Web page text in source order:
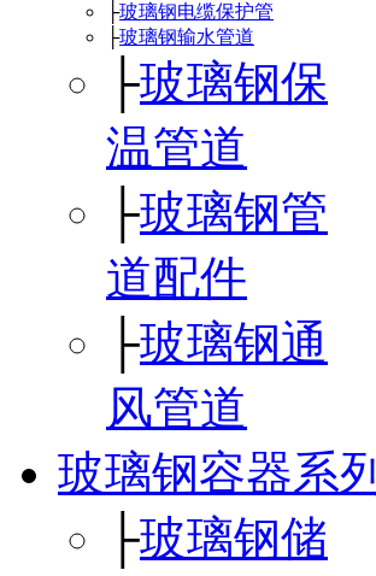
├玻璃钢电缆保护管
├玻璃钢输水管道
├玻璃钢保
温管道
├玻璃钢管
道配件
├玻璃钢通
风管道
玻璃钢容器系列
├玻璃钢储